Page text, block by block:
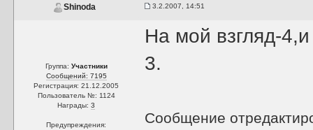
Shinoda 3.2.2007, 14:51
Группа: Участники
Сообщений: 7195
Регистрация: 21.12.2005
Пользователь №: 1124
Награды:3
Предупреждения:
На мой взгляд-
3.
Сообщение